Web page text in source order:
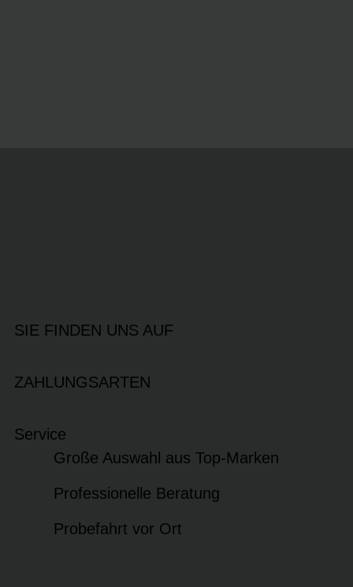
SIE FINDEN UNS AUF
ZAHLUNGSARTEN
Service
Große Auswahl aus Top-Marken
Professionelle Beratung
Probefahrt vor Ort